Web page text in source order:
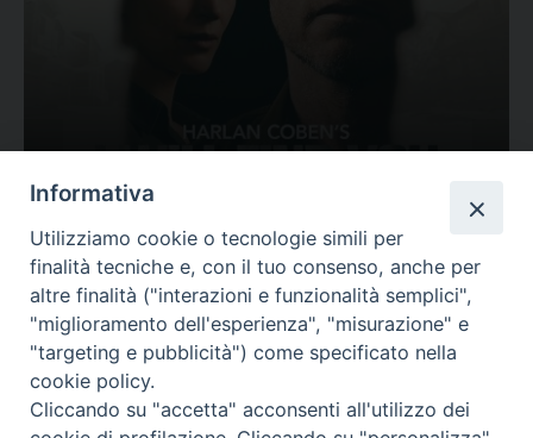
Valutazione
Complesso, Problematico
Tematica: Amore-Sentimenti, Carcere...
Informativa
Utilizziamo cookie o tecnologie simili per
finalità tecniche e, con il tuo consenso, anche per
altre finalità ("interazioni e funzionalità semplici",
"miglioramento dell'esperienza", "misurazione" e
"targeting e pubblicità") come specificato nella
cookie policy.
Cliccando su "accetta" acconsenti all'utilizzo dei